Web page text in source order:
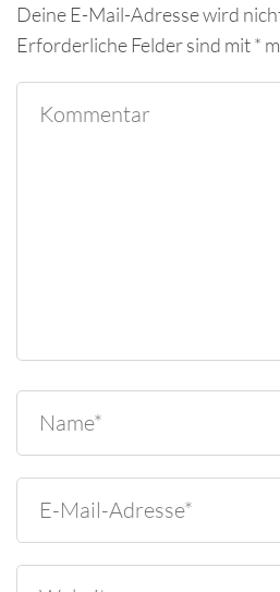
Deine E-Mail-Adresse wird
Erforderliche Felder sind mit*